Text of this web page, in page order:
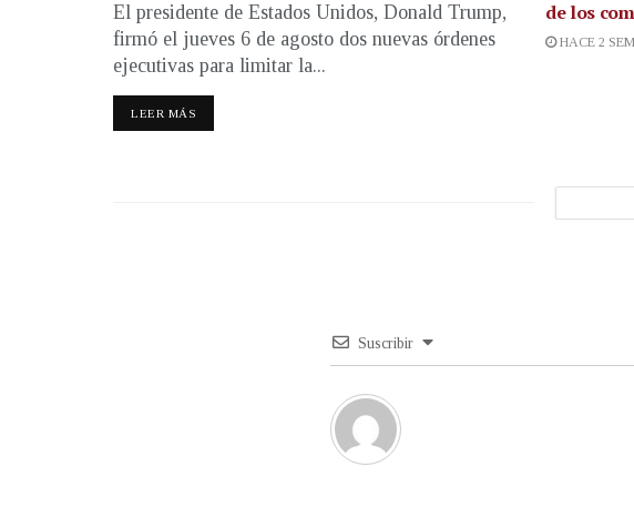
El presidente de Estados Unidos, Donald Trump,
firmó el jueves 6 de agosto dos nuevas órdenes
ejecutivas para limitar la...
LEER MÁS
de los
HACE 2
Suscribir